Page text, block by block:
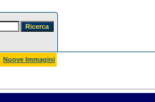
Nuove Immagini